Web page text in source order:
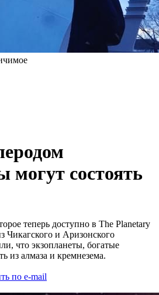
могут состоять
теперь доступно в The Planetary
Чикагского и Аризонского
что экзопланеты, богатые
из алмаза и кремнезема.
по e-mail